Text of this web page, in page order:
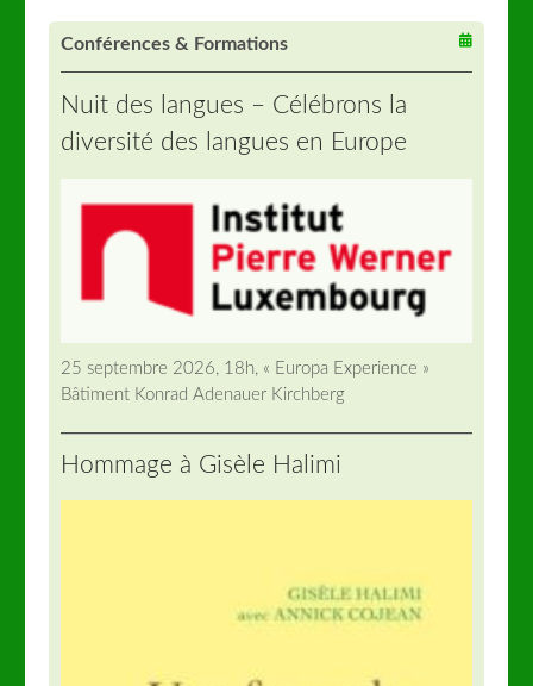
Conférences & Formations
Nuit des langues – Célébrons la
diversité des langues en Europe
25 septembre 2026, 18h, « Europa Experience »
Bâtiment Konrad Adenauer Kirchberg
Hommage à Gisèle Halimi